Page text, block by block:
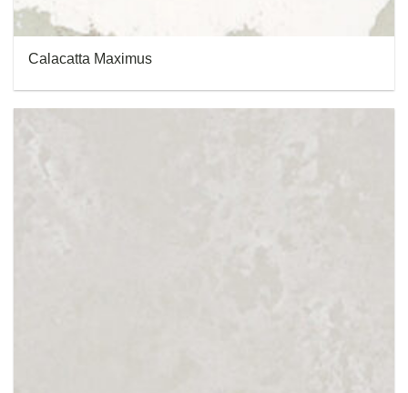
Calacatta Maximus